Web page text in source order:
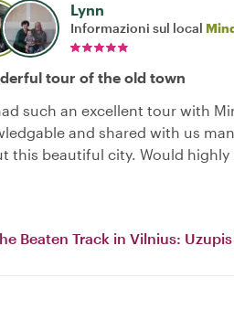
Lynn
Informazioni sul local
tour of the old town
such an excellent tour with
and shared with us
this beautiful city. Would
Beaten Track in Vilnius: